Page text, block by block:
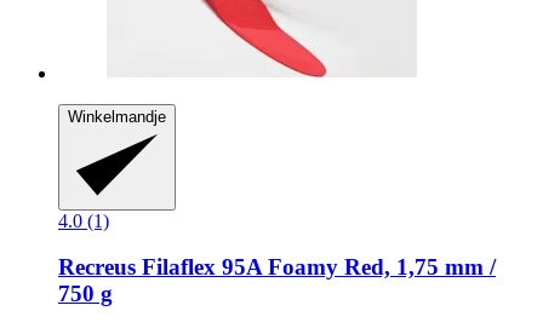
Winkelmandje
4.0 (1)
Recreus Filaflex 95A Foamy Red, 1,75 mm /
750 g